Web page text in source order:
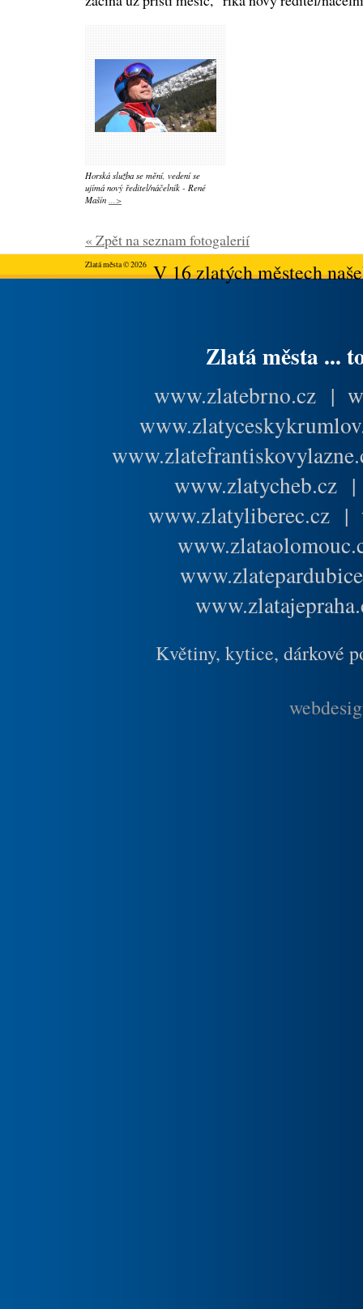
Horská služba se mění, vedení se
ujímá nový ředitel/náčelník - René
Mašín ...>
« Zpět na seznam fotogalerií
Zlatá města © 2026V 16 zlatých městech
Zlatá města ...
www.zlatebrno.cz |
www.zlatycheb.cz
www.zlatyliberec.cz |
Květiny, kytice, dárkové